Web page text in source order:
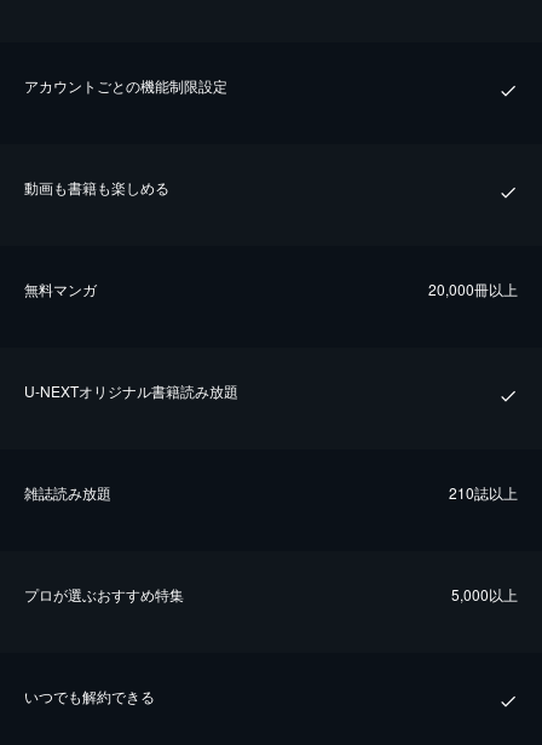
アカウントごとの機能制限設定
動画も書籍も楽しめる
無料マンガ 20,000冊以上
U-NEXTオリジナル書籍読み放題
雑誌読み放題 210誌以上
プロが選ぶおすすめ特集 5,000以上
いつでも解約できる